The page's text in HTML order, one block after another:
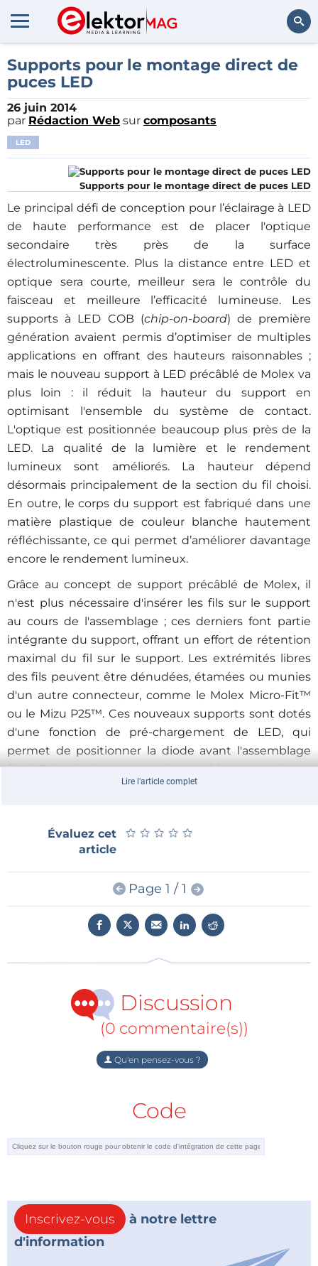
Rechercher
Supports pour le montage direct de
puces LED
26 juin 2014
par Rédaction Web sur composants
LED
Supports pour le montage direct de puces LED
Le principal défi de conception pour l’éclairage à LED
de haute performance est de placer l'optique
secondaire très près de la surface
électroluminescente. Plus la distance entre LED et
optique sera courte, meilleur sera le contrôle du
faisceau et meilleure l’efficacité lumineuse. Les
supports à LED COB (chip-on-board) de première
génération avaient permis d’optimiser de multiples
applications en offrant des hauteurs raisonnables ;
mais le nouveau support à LED précâblé de Molex va
plus loin : il réduit la hauteur du support en
optimisant l'ensemble du système de contact.
L'optique est positionnée beaucoup plus près de la
LED. La qualité de la lumière et le rendement
lumineux sont améliorés. La hauteur dépend
désormais principalement de la section du fil choisi.
En outre, le corps du support est fabriqué dans une
matière plastique de couleur blanche hautement
réfléchissante, ce qui permet d’améliorer davantage
encore le rendement lumineux.
Grâce au concept de support précâblé de Molex, il
n'est plus nécessaire d'insérer les fils sur le support
au cours de l'assemblage ; ces derniers font partie
intégrante du support, offrant un effort de rétention
maximal du fil sur le support. Les extrémités libres
des fils peuvent être dénudées, étamées ou munies
d'un autre connecteur, comme le Molex Micro-Fit™
ou le Mizu P25™. Ces nouveaux supports sont dotés
d'une fonction de pré-chargement de LED, qui
permet de positionner la diode avant l'assemblage
final. Cela réduit le temps d'assemblage et prévient
les problèmes de qualité dus à un mauvais
Lire l'article complet
Évaluez cet
article
★ ★ ★ ★ ★
★ ★ ★ ★ ★
Page 1 / 1
Discussion
(0 commentaire(s))
Qu'en pensez-vous ?
Code
Inscrivez-vous
à notre lettre
d'information